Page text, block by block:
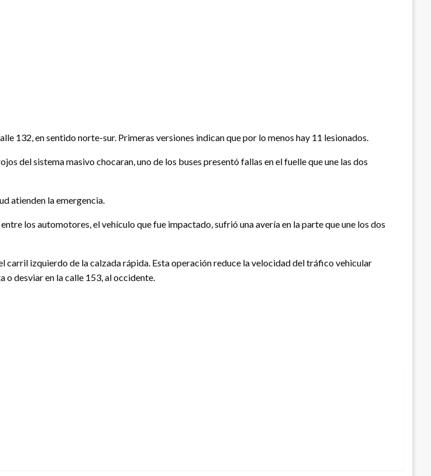
132, en sentido norte-sur. Primeras versiones indican que por lo menos hay 11 lesionados.
del sistema masivo chocaran, uno de los buses presentó fallas en el fuelle que une las dos
atienden la emergencia.
los automotores, el vehículo que fue impactado, sufrió una avería en la parte que une los dos
izquierdo de la calzada rápida. Esta operación reduce la velocidad del tráfico vehicular
o desviar en la calle 153, al occidente.